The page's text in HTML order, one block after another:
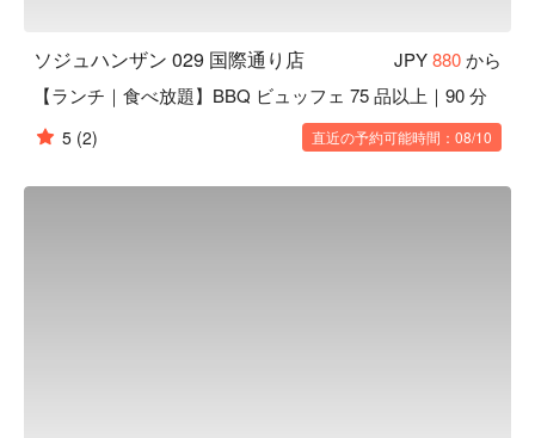
ソジュハンザン 029 国際通り店 JPY880から
【ランチ｜食べ放題】BBQ ビュッフェ 75 品以上｜90 分
5 (2) 直近の予約可能時間：08/10